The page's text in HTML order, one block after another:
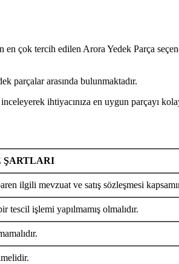
çok tercih edilen Arora Yedek Parça
parçalar arasında bulunmaktadır.
ihtiyacınıza en uygun parçayı
ŞARTLARI
ilgili mevzuat ve satış sözleşmesi
tescil işlemi yapılmamış olmalıdır.